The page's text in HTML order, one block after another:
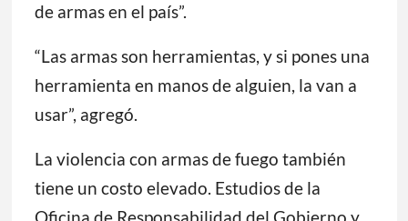
de armas en el país”.
“Las armas son herramientas, y si pones una
herramienta en manos de alguien, la van a
usar”, agregó.
La violencia con armas de fuego también
tiene un costo elevado. Estudios de la